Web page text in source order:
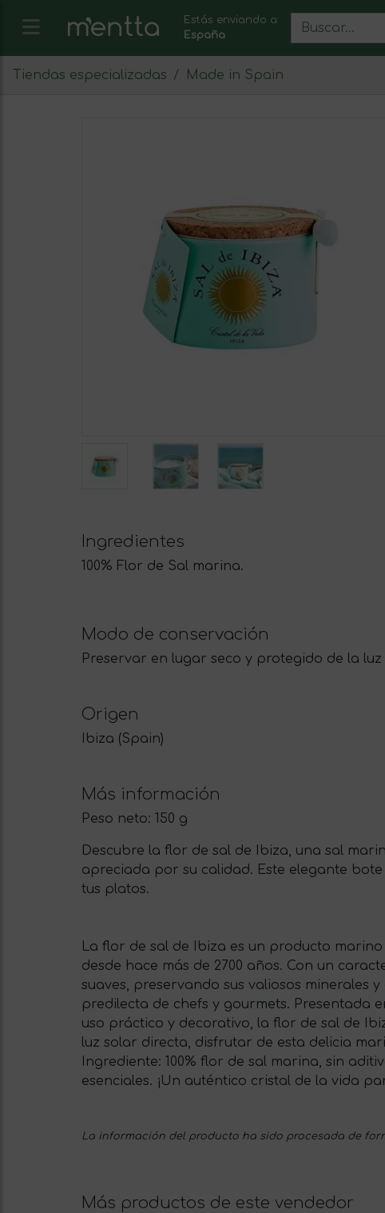
Estás enviando a:
España
Tiendas especializadas Made in Spain
Ingredientes
100% Flor de Sal marina.
Modo de conservación
Preservar en lugar seco y protegido de la
Origen
Ibiza (Spain)
Más información
Peso neto: 150 g
Descubre la flor de sal de Ibiza, una sal
apreciada por su calidad. Este elegante
tus platos.
La flor de sal de Ibiza es un producto
desde hace más de 2700 años. Con un
suaves, preservando sus valiosos minerales
predilecta de chefs y gourmets.
uso práctico y decorativo, la flor de sal de
luz solar directa, disfrutar de esta delicia
Ingrediente: 100% flor de sal marina, sin
esenciales. ¡Un auténtico cristal de la vida
La información del producto ha sido procesada de
Más productos de este vendedor